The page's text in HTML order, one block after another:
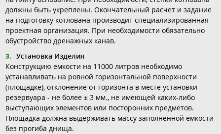
должны быть укреплены. Окончательный расчет и задание
на подготовку котлована производит специализированная
проектная организация. При необходимости обязательно
обустройство дренажных канав.
Установка Изделия
Конструкцию емкости на 11000 литров необходимо
устанавливать на ровной горизонтальной поверхности
(площадке), отклонение от горизонта в месте установки
резервуара - не более ± 3 мм., не имеющей каких-либо
выступающих элементов или посторонних предметов.
Площадка должна выдерживать массу заполненной емкости
без прогиба днища.